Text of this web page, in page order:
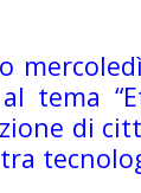
tema
di